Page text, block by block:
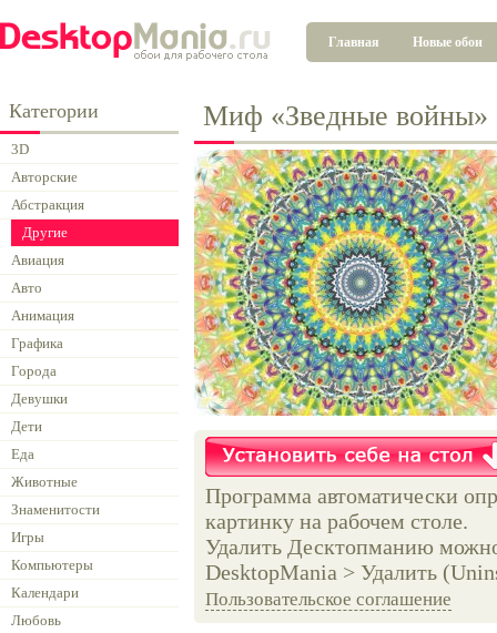
Главная Новые обои
Категории
3D
Авторские
Абстракция
Другие
Авиация
Авто
Анимация
Графика
Города
Девушки
Дети
Еда
Животные
Знаменитости
Игры
Компьютеры
Календари
Любовь
Миф «Зведные войны»
Программа автоматически
картинку на рабочем столе.
Удалить Десктопманию
DesktopMania > Удалить
Пользовательское соглашение